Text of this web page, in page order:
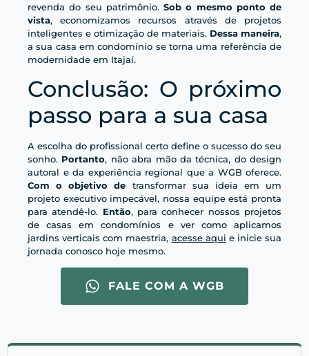
revenda do seu patrimônio. Sob o mesmo ponto de
vista, economizamos recursos através de projetos
inteligentes e otimização de materiais. Dessa maneira,
a sua casa em condomínio se torna uma referência de
modernidade em Itajaí.
Conclusão: O próximo
passo para a sua casa
A escolha do profissional certo define o sucesso do seu
sonho. Portanto, não abra mão da técnica, do design
autoral e da experiência regional que a WGB oferece.
Com o objetivo de transformar sua ideia em um
projeto executivo impecável, nossa equipe está pronta
para atendê-lo. Então, para conhecer nossos projetos
de casas em condomínios e ver como aplicamos
jardins verticais com maestria, acesse aqui e inicie sua
jornada conosco hoje mesmo.
FALE COM A WGB